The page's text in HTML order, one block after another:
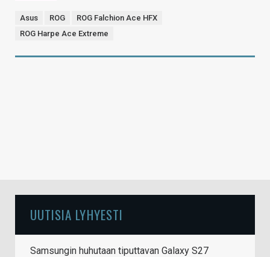
Asus ROG
ROG Falchion Ace HFX
ROG Harpe Ace Extreme
UUTISIA LYHYESTI
Samsungin huhutaan tiputtavan Galaxy S27